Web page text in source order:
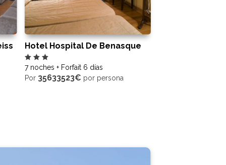
Hotel Hospital De Benasque
7 noches + Forfait 6 días
Por 35633523€ por persona